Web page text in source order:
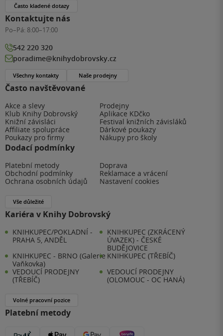
Často navštěvované
Akce a slevy
Prodejny
Klub Knihy Dobrovský
Aplikace KDčko
Knižní závisláci
Festival knižních závisláků
Affiliate spolupráce
Dárkové poukazy
Poukazy pro firmy
Nákupy pro školy
Dodací podmínky
Platební metody
Doprava
Obchodní podmínky
Reklamace a vrácení
Ochrana osobních údajů
Nastavení cookies
Vše důležité
Kariéra v Knihy Dobrovský
KNIHKUPEC/POKLADNÍ -
PRAHA 5, ANDĚL
KNIHKUPEC (ZKRÁCENÝ
ÚVAZEK) - ČESKÉ
BUDĚJOVICE
KNIHKUPEC - BRNO (Galerie
Vaňkovka)
KNIHKUPEC (TŘEBÍČ)
VEDOUCÍ PRODEJNY
(TŘEBÍČ)
VEDOUCÍ PRODEJNY
(OLOMOUC - OC HANÁ)
Volné pracovní pozice
Platební metody
Často kladené dotazy
Kontaktujte nás
Po–Pá: 8:00–17:00
542 220 320
poradime@knihydobrovsky.cz
Všechny kontakty Naše prodejny